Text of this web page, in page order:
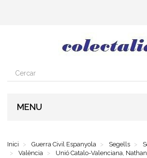
MENU
Inici Guerra Civil Espanyola Segells
València
Unió Catalo-Valenciana,